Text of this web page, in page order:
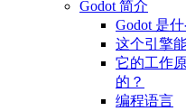
Godot 简介
Godot 是什
这个引擎
它的工作
的？
编程语言